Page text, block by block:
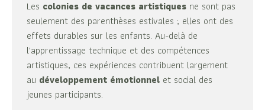
Les colonies de vacances artistiques ne sont pas
seulement des parenthèses estivales ; elles ont des
effets durables sur les enfants. Au-delà de
l'apprentissage technique et des compétences
artistiques, ces expériences contribuent largement
au développement émotionnel et social des
jeunes participants.